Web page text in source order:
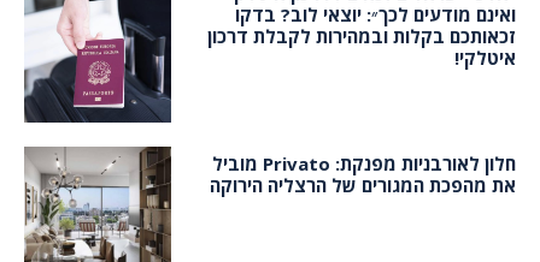
ואינם מודעים לכך״: יוצאי לוב? בדקו
זכאותכם בקלות ובמהירות לקבלת דרכון
איטלקי!
חלון לאורבניות מפנקת: Privato מוביל
את מהפכת המגורים של הרצליה הירוקה